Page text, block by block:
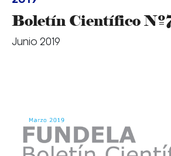
Boletín Científico
Junio 2019